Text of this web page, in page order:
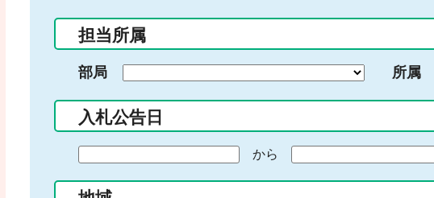
ー
入
力
担当所属
部局 所属
入札公告日
の
から